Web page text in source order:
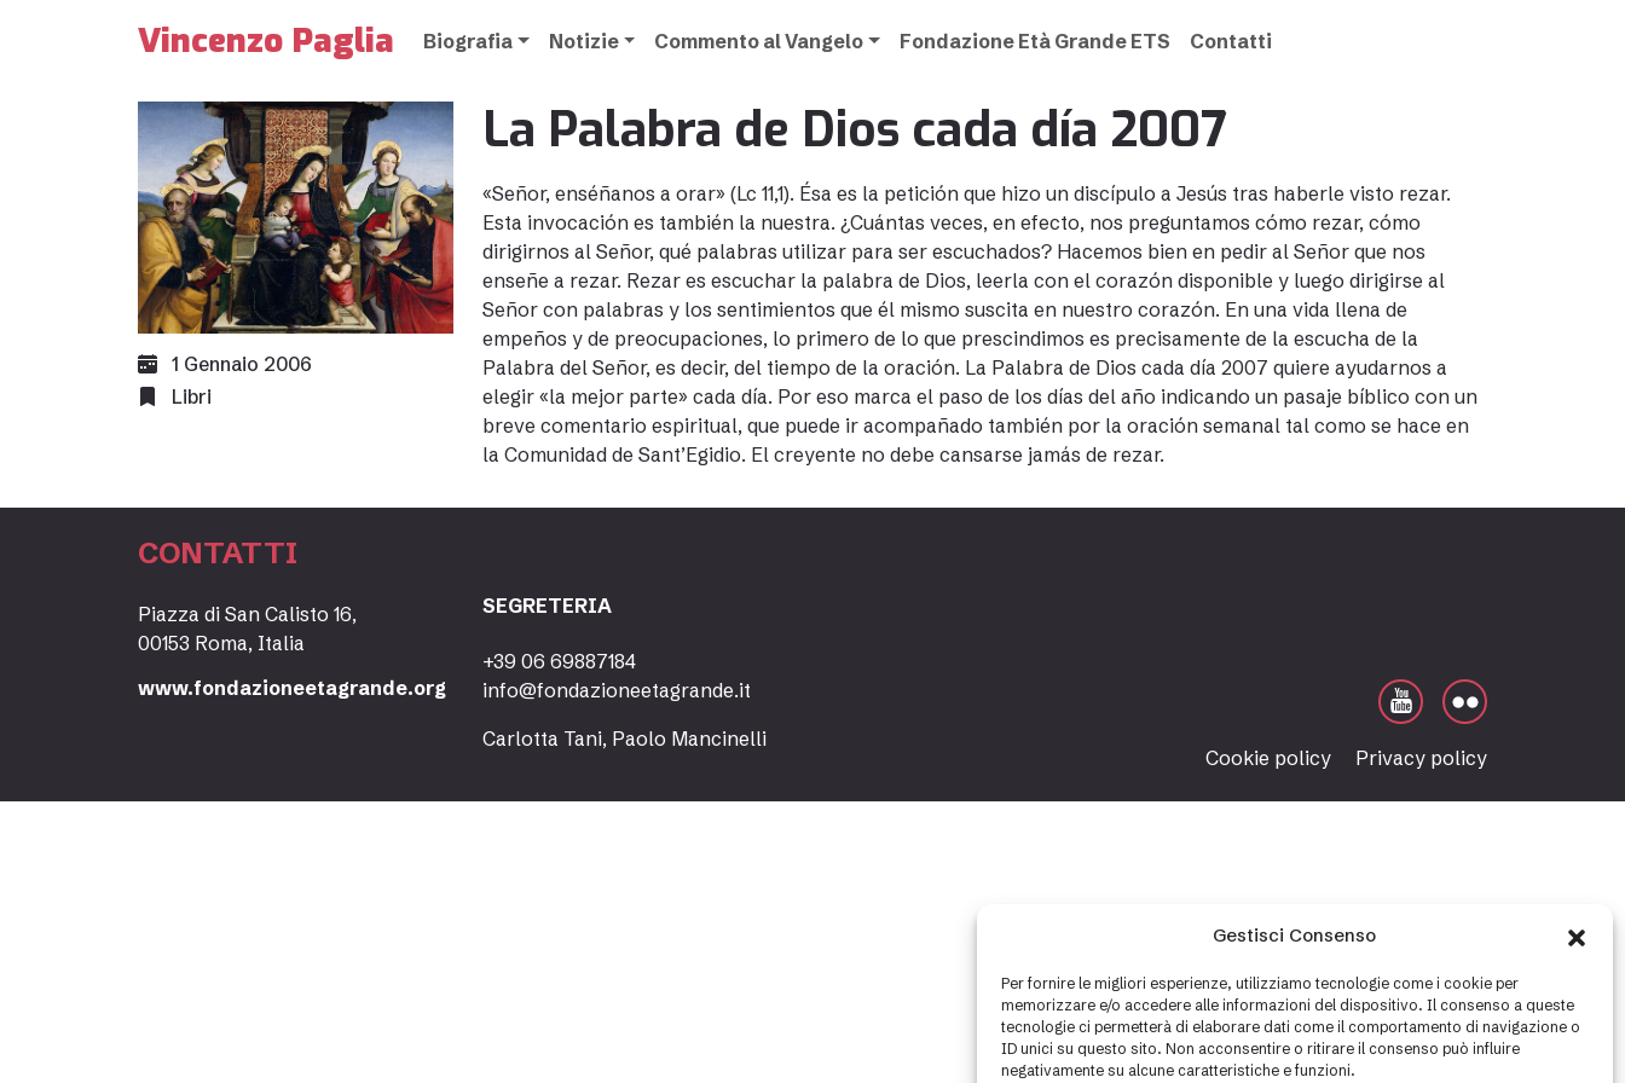
Gestisci Consenso
Per fornire le migliori esperienze, utilizziamo tecnologie come i cookie per
memorizzare e/o accedere alle informazioni del dispositivo. Il consenso a queste
tecnologie ci permetterà di elaborare dati come il comportamento di navigazione o
ID unici su questo sito. Non acconsentire o ritirare il consenso può influire
negativamente su alcune caratteristiche e funzioni.
Vincenzo Paglia Biografia Notizie Commento al Vangelo Fondazione Età Grande ETS Contatti
1 Gennaio 2006
Libri
La Palabra de Dios cada día 2007
«Señor, enséñanos a orar» (Lc 11,1). Ésa es la petición que hizo un discípulo a Jesús tras haberle visto rezar.
Esta invocación es también la nuestra. ¿Cuántas veces, en efecto, nos preguntamos cómo rezar, cómo
dirigirnos al Señor, qué palabras utilizar para ser escuchados? Hacemos bien en pedir al Señor que nos
enseñe a rezar. Rezar es escuchar la palabra de Dios, leerla con el corazón disponible y luego dirigirse al
Señor con palabras y los sentimientos que él mismo suscita en nuestro corazón. En una vida llena de
empeños y de preocupaciones, lo primero de lo que prescindimos es precisamente de la escucha de la
Palabra del Señor, es decir, del tiempo de la oración. La Palabra de Dios cada día 2007 quiere ayudarnos a
elegir «la mejor parte» cada día. Por eso marca el paso de los días del año indicando un pasaje bíblico con un
breve comentario espiritual, que puede ir acompañado también por la oración semanal tal como se hace en
la Comunidad de Sant’Egidio. El creyente no debe cansarse jamás de rezar.
CONTATTI
Piazza di San Calisto 16,
00153 Roma, Italia
www.fondazioneetagrande.org
SEGRETERIA
+39 06 69887184
info@fondazioneetagrande.it
Carlotta Tani, Paolo Mancinelli
Cookie policy
Privacy policy